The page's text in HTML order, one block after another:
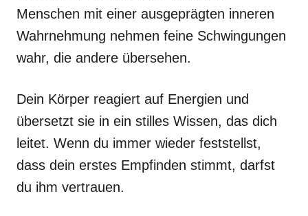
Menschen mit einer ausgeprägten inneren
Wahrnehmung nehmen feine Schwingungen
wahr, die andere übersehen.
Dein Körper reagiert auf Energien und
übersetzt sie in ein stilles Wissen, das dich
leitet. Wenn du immer wieder feststellst,
dass dein erstes Empfinden stimmt, darfst
du ihm vertrauen.